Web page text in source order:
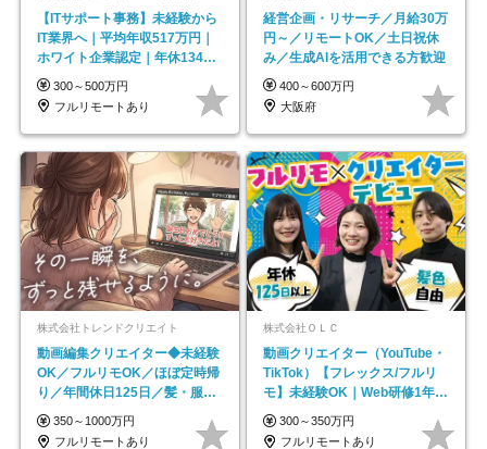
【ITサポート事務】未経験から
IT業界へ｜平均年収517万円｜
ホワイト企業認定｜年休134日
｜リモートOK
300～500万円
フルリモートあり
経営企画・リサーチ／月給30万
円～／リモートOK／土日祝休
み／生成AIを活用できる方歓迎
400～600万円
大阪府
株式会社トレンドクリエイト
動画編集クリエイター◆未経験
OK／フルリモOK／ほぼ定時帰
り／年間休日125日／髪・服・
ネイル自由／副業OK
350～1000万円
フルリモートあり
株式会社ＯＬＣ
動画クリエイター（YouTube・
TikTok）【フレックス/フルリ
モ】未経験OK｜Web研修1年間
｜副業OK
300～350万円
フルリモートあり